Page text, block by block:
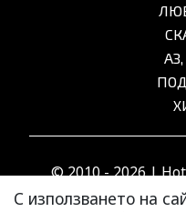
С използването на
© 2010 - 2026 |